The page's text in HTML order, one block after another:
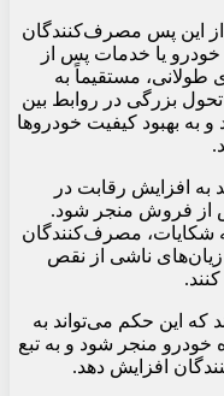
این پس مصرف‌کنندگان
یا خدمات پس از
مستقیماً به
تحول بزرگی در روابط بین
به بهبود کیفیت خودروها
به افزایش رقابت در
از فروش منجر شود.
شکایات، مصرف‌کنندگان
زیان‌های ناشی از نقص
که این حکم می‌تواند به
منجر شود و به تبع
افزایش دهد.